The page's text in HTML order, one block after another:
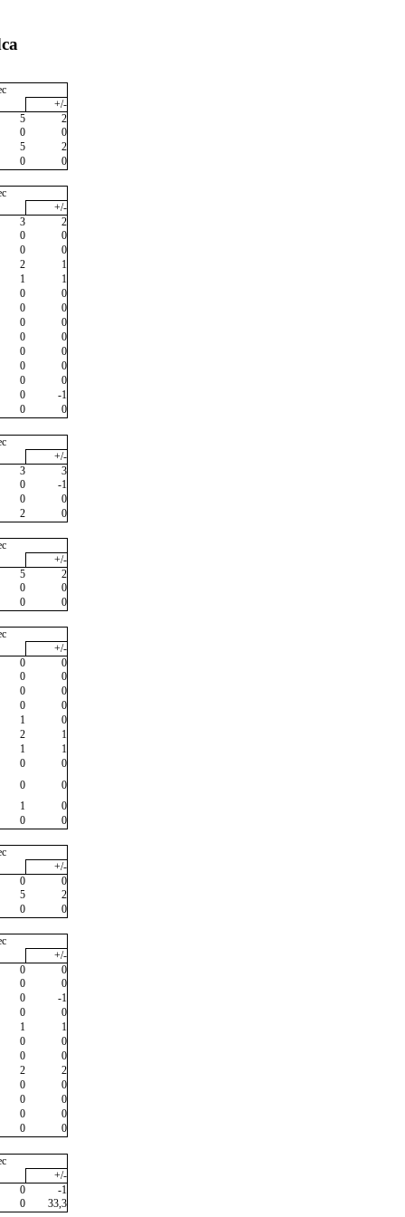
+/-
5
2
0
0
5
2
0
0
+/-
3
2
0
0
0
0
2
1
1
1
0
0
0
0
0
0
0
0
0
0
0
0
0
0
0
-1
0
0
+/-
3
3
0
-1
0
0
2
0
+/-
5
2
0
0
0
0
+/-
0
0
0
0
0
0
0
0
1
0
2
1
1
1
0
0
0
0
1
0
0
0
+/-
0
0
5
2
0
0
+/-
0
0
0
0
0
-1
0
0
1
1
0
0
0
0
2
2
0
0
0
0
0
0
0
0
+/-
0
-1
0
33,3